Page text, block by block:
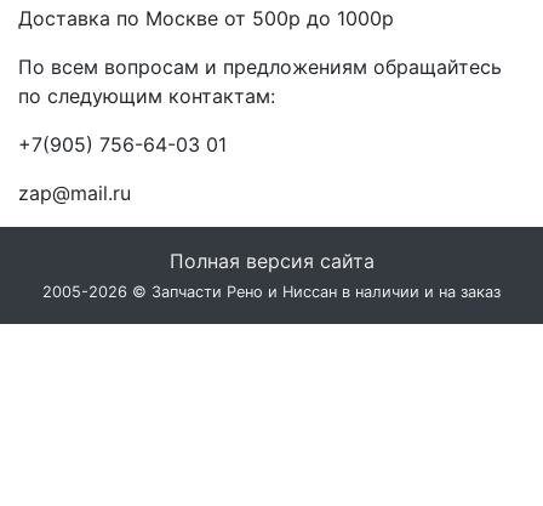
Доставка по Москве от 500р до 1000р
По всем вопросам и предложениям обращайтесь
по следующим контактам:
+7(905) 756-64-03 01
zap@mail.ru
Полная версия сайта
2005-2026 © Запчасти Рено и Ниссан в наличии и на заказ